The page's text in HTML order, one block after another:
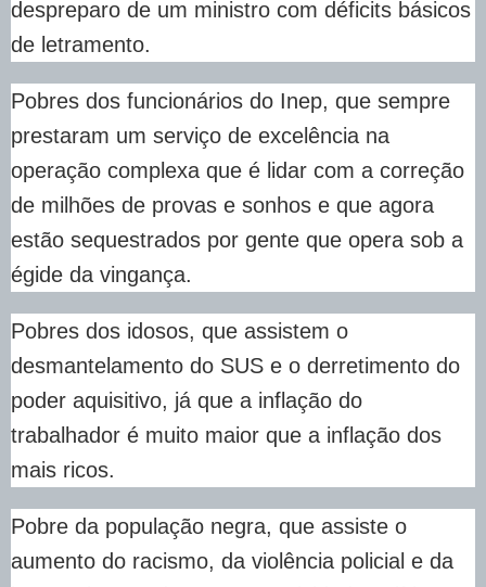
despreparo de um ministro com déficits básicos
de letramento.
Pobres dos funcionários do Inep, que sempre
prestaram um serviço de excelência na
operação complexa que é lidar com a correção
de milhões de provas e sonhos e que agora
estão sequestrados por gente que opera sob a
égide da vingança.
Pobres dos idosos, que assistem o
desmantelamento do SUS e o derretimento do
poder aquisitivo, já que a inflação do
trabalhador é muito maior que a inflação dos
mais ricos.
Pobre da população negra, que assiste o
aumento do racismo, da violência policial e da